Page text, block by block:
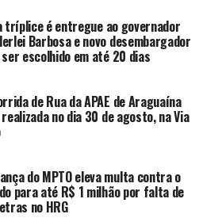
tríplice é entregue ao governador
Barbosa e novo desembargador
ser escolhido em até 20 dias
de Rua da APAE de Araguaína
no dia 30 de agosto, na Via
do MPTO eleva multa contra o
para até R$ 1 milhão por falta de
no HRG